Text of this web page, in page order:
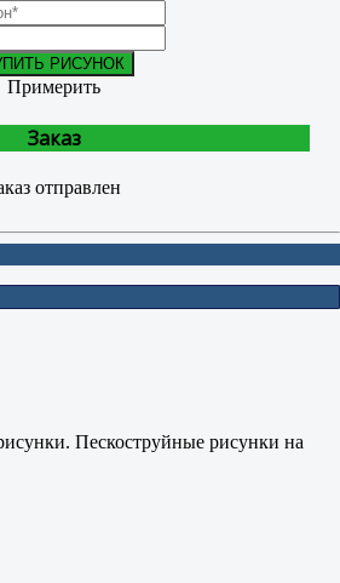
РИСУНОК
Примерить
Заказ
отправлен
Пескоструйные рисунки на